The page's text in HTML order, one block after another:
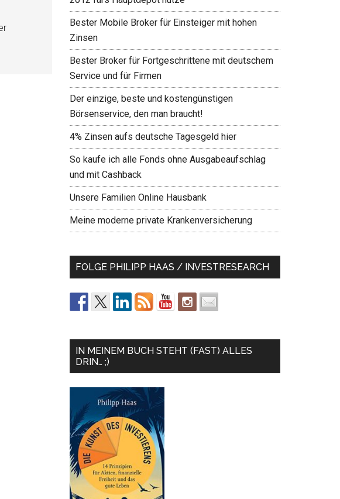
Bester Mobile Broker für Einsteiger mit hohen
Zinsen
Bester Broker für Fortgeschrittene mit deutschem
Service und für Firmen
Der einzige, beste und kostengünstigen
Börsenservice, den man braucht!
4% Zinsen aufs deutsche Tagesgeld hier
So kaufe ich alle Fonds ohne Ausgabeaufschlag
und mit Cashback
Unsere Familien Online Hausbank
Meine moderne private Krankenversicherung
FOLGE PHILIPP HAAS / INVESTRESEARCH
IN MEINEM BUCH STEHT (FAST) ALLES
DRIN… ;)